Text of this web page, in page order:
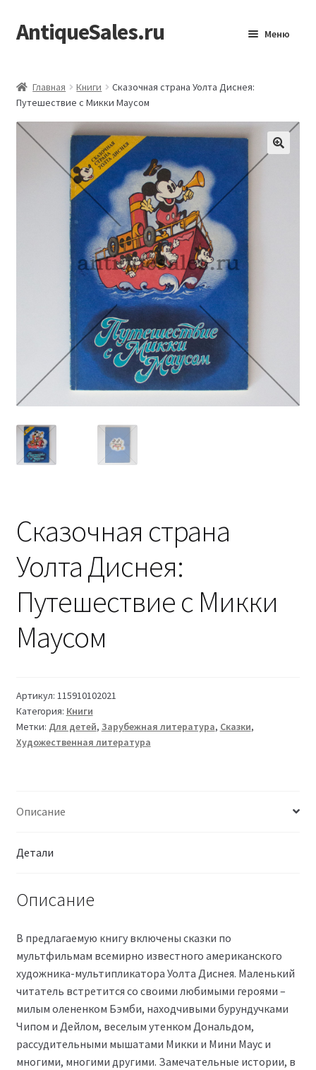
Перейти
к
Перейти
к
AntiqueSales.ru Меню
Главная Книги
Сказочная страна Уолта Диснея:
Путешествие с Микки Маусом
Сказочная страна
Уолта Диснея:
Путешествие с Микки
Маусом
Артикул: 115910102021
Категория: Книги
Метки: Для детей, Зарубежная литература, Сказки,
Художественная литература
Описание
Детали
Описание
В предлагаемую книгу включены сказки по
мультфильмам всемирно известного американского
художника-мультипликатора Уолта Диснея. Маленький
читатель встретится со своими любимыми героями –
милым олененком Бэмби, находчивыми бурундучками
Чипом и Дейлом, веселым утенком Дональдом,
рассудительными мышатами Микки и Мини Маус и
многими, многими другими. Замечательные истории, в